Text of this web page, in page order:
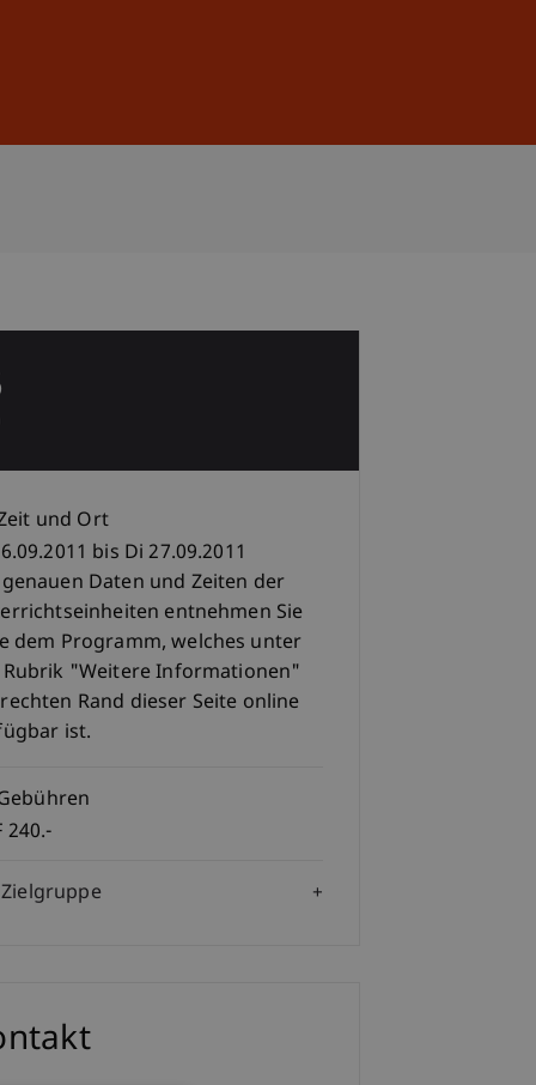
und Ort
bis Di 27.09.2011
Daten und Zeiten der
entnehmen Sie
dem Programm, welches unter
"Weitere Informationen"
Rand dieser Seite online
ist.
240.-
Zielgruppe